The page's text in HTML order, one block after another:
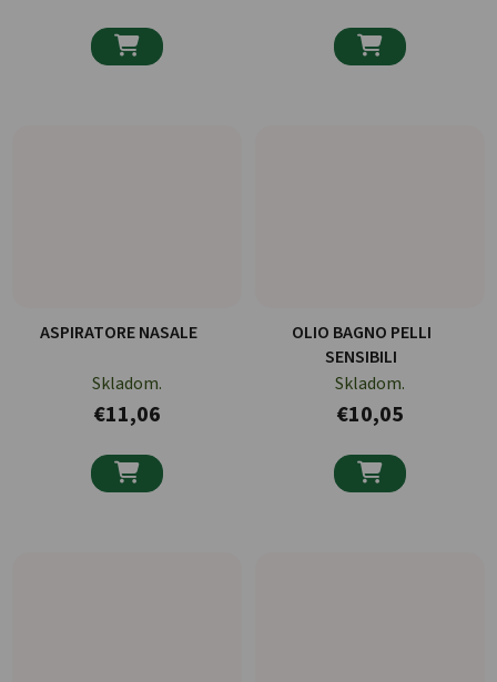
 
ASPIRATORE NASALE
Skladom.
€11,06

OLIO BAGNO PELLI
SENSIBILI
Skladom.
€10,05
